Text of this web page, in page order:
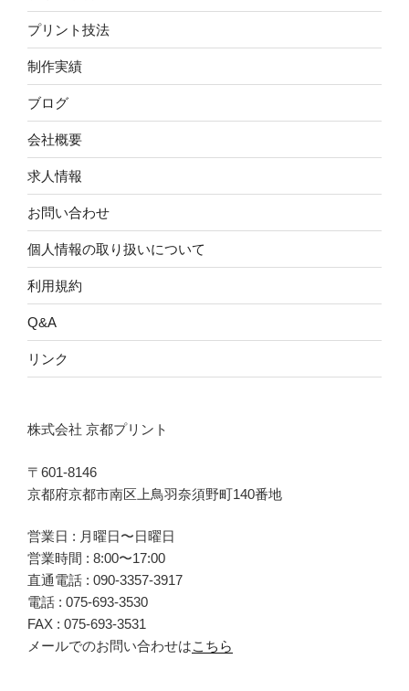
プリント技法
制作実績
ブログ
会社概要
求人情報
お問い合わせ
個人情報の取り扱いについて
利用規約
Q&A
リンク
株式会社 京都プリント
〒601-8146
京都府京都市南区上鳥羽奈須野町140番地
営業日 : 月曜日〜日曜日
営業時間 : 8:00〜17:00
直通電話 : 090-3357-3917
電話 : 075-693-3530
FAX : 075-693-3531
メールでのお問い合わせはこちら